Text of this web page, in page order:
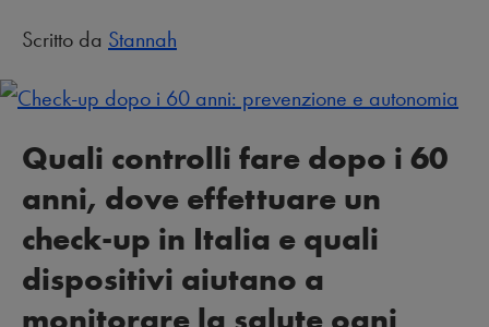
Scritto da Stannah
Quali controlli fare dopo i 60
anni, dove effettuare un
check-up in Italia e quali
dispositivi aiutano a